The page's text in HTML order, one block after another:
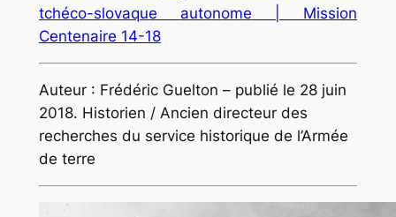
tchéco-slovaque autonome | Mission
Centenaire 14-18
Auteur : Frédéric Guelton – publié le 28 juin
2018. Historien / Ancien directeur des
recherches du service historique de l’Armée
de terre